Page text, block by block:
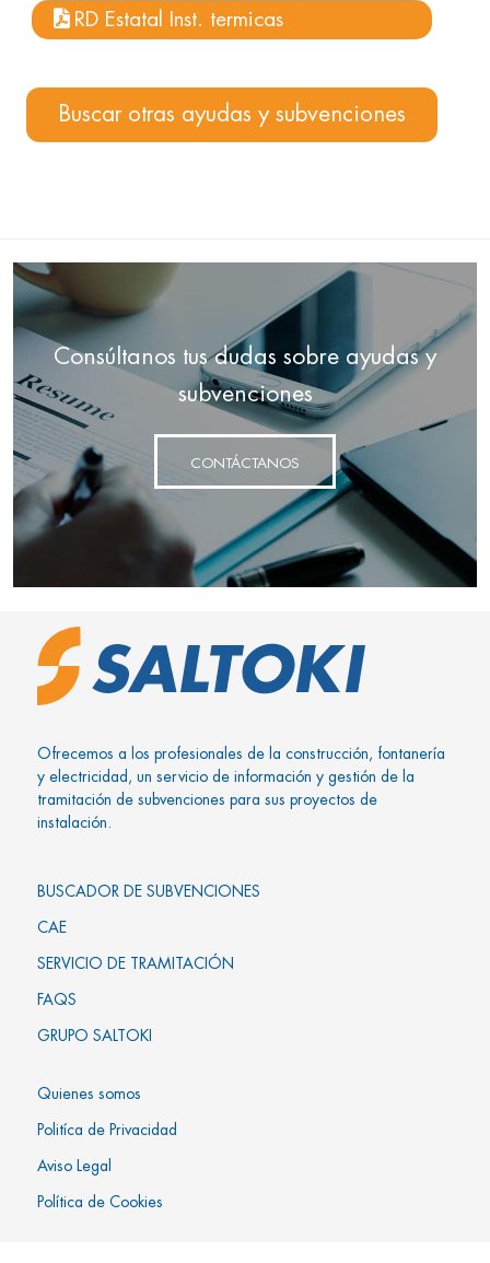
RD Estatal Inst. termicas
Buscar otras ayudas y subvenciones
Consúltanos tus dudas sobre ayudas y
subvenciones
CONTÁCTANOS
Ofrecemos a los profesionales de la construcción, fontanería
y electricidad, un servicio de información y gestión de la
tramitación de subvenciones para sus proyectos de
instalación.
BUSCADOR DE SUBVENCIONES
CAE
SERVICIO DE TRAMITACIÓN
FAQS
GRUPO SALTOKI
Quienes somos
Politíca de Privacidad
Aviso Legal
Política de Cookies